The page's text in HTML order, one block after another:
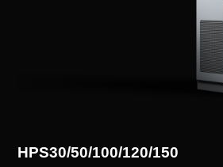
HPS30/50/100/120/150